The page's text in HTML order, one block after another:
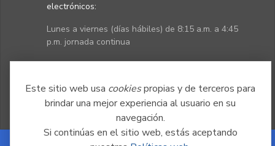
Este sitio web usa cookiespropias y de terceros para
brindar una mejor experiencia al usuario en su
navegación.
Si continúas en el sitio web, estás aceptando
electrónicos:
Lunes a viernes (días hábiles) de 8:15 a.m. a 4:45
p.m. jornada continua